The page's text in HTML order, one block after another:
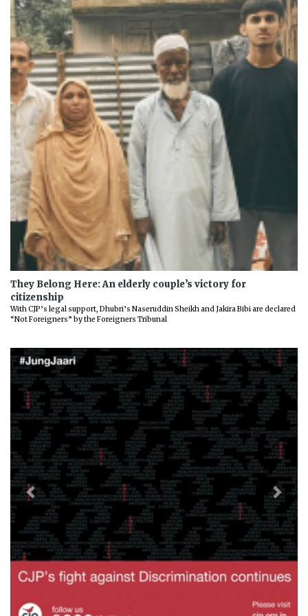
They Belong Here: An elderly couple’s victory for
citizenship
With CJP’s legal support, Dhubri’s Naseruddin Sheikh and Jakira Bibi are declared
“Not Foreigners” by the Foreigners Tribunal
Previous Next